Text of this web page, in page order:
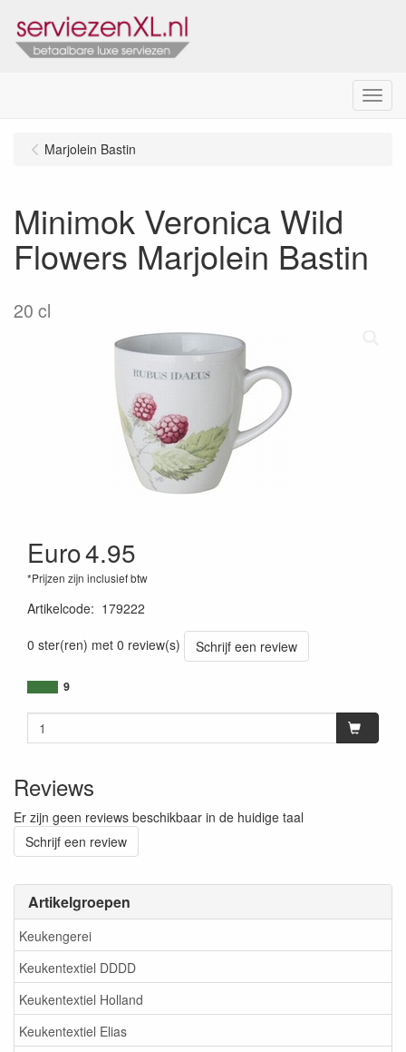
Menu
Artikelgroepen
Keukengerei
Keukentextiel DDDD
Keukentextiel Holland
Keukentextiel Elias
Marjolein Bastin
Minimok Veronica Wild
Flowers Marjolein Bastin
20 cl
Euro4.95
*Prijzen zijn inclusief btw
Artikelcode: 179222
0 ster(ren) met 0 review(s)
Schrijf een review
9
Reviews
Er zijn geen reviews beschikbaar in de huidige taal
Schrijf een review